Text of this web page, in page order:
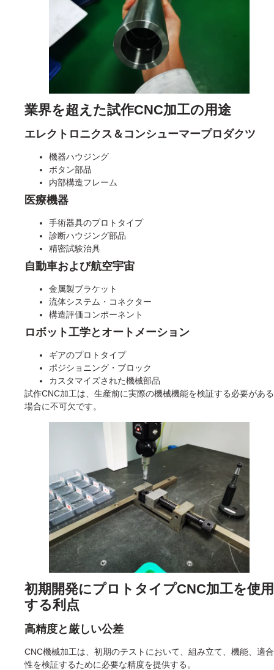
業界を超えた試作CNC加工の用途
エレクトロニクス＆コンシューマープロダクツ
機器ハウジング
ボタン部品
内部構造フレーム
医療機器
手術器具のプロトタイプ
診断ハウジング部品
精密試験治具
自動車および航空宇宙
金属製ブラケット
流体システム・コネクター
構造評価コンポーネント
ロボット工学とオートメーション
ギアのプロトタイプ
ポジショニング・ブロック
カスタマイズされた機械部品
試作CNC加工は、生産前に実際の機械機能を検証する必要がある
場合に不可欠です。
初期開発にプロトタイプCNC加工を使用
する利点
高精度と厳しい公差
CNC機械加工は、初期のテストにおいて、組み立て、機能、適合
性を検証するために必要な精度を提供する。